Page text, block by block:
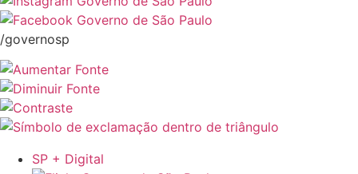
/governosp
SP + Digital